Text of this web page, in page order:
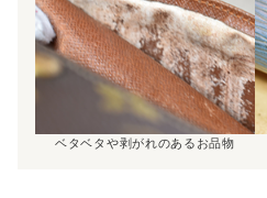
ベタベタや剥がれのあるお品物